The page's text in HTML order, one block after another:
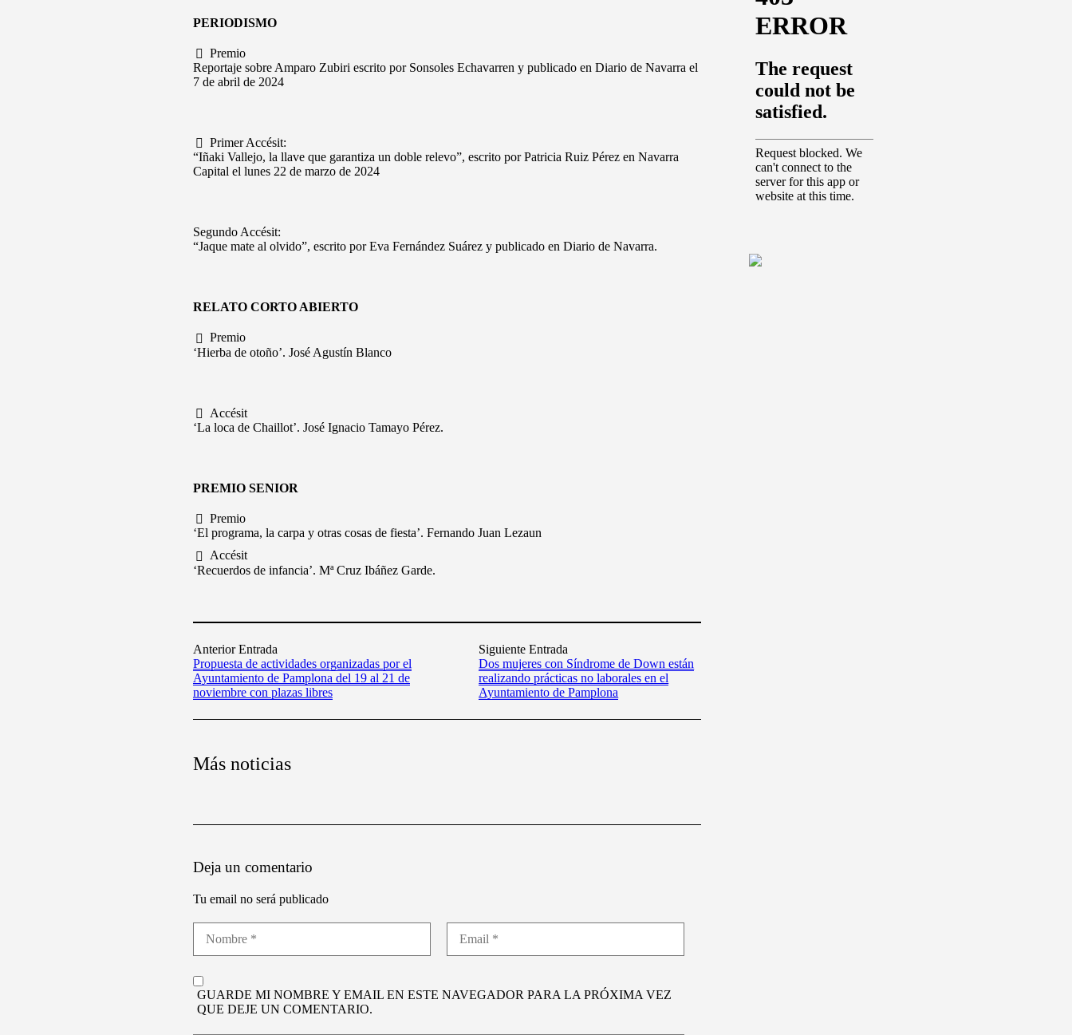
PERIODISMO
Premio
Reportaje sobre Amparo Zubiri escrito por Sonsoles Echavarren y publicado en Diario de Navarra el
7 de abril de 2024
Primer Accésit:
“Iñaki Vallejo, la llave que garantiza un doble relevo”, escrito por Patricia Ruiz Pérez en Navarra
Capital el lunes 22 de marzo de 2024
Segundo Accésit:
“Jaque mate al olvido”, escrito por Eva Fernández Suárez y publicado en Diario de Navarra.
RELATO CORTO ABIERTO
Premio
‘Hierba de otoño’. José Agustín Blanco
Accésit
‘La loca de Chaillot’. José Ignacio Tamayo Pérez.
PREMIO SENIOR
Premio
‘El programa, la carpa y otras cosas de fiesta’. Fernando Juan Lezaun
Accésit
‘Recuerdos de infancia’. Mª Cruz Ibáñez Garde.
Anterior Entrada
Propuesta de actividades organizadas por el
Ayuntamiento de Pamplona del 19 al 21 de
noviembre con plazas libres
Siguiente Entrada
Dos mujeres con Síndrome de Down están
realizando prácticas no laborales en el
Ayuntamiento de Pamplona
Más noticias
Deja un comentario
Tu email no será publicado
GUARDE MI NOMBRE Y EMAIL EN ESTE NAVEGADOR PARA LA PRÓXIMA VEZ
QUE DEJE UN COMENTARIO.